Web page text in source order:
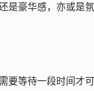
是豪华感，亦或是
等待一段时间才可